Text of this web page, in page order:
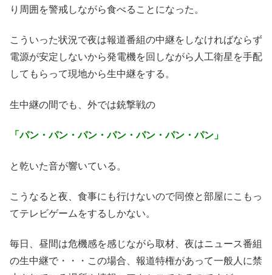
り周囲を警戒しながら食べることになった。
こういった状況で夜は報道番組の中継をしなければならず
電源が安定しないから発電機を回しながら人工衛星を手配
してもらって現地から生中継をする。
生中継の間でも、外では銃撃戦の
「パン・パン・パン・パン・パン・パン・パン」
と乾いた音が響いている。
こうなると夜、食事にも行けないので同僚と部屋にこもっ
てテレビゲームをするしかない。
毎日、昼間は危機感を感じながら取材、夜はニュース番組
の生中継で・・・この場合、報道特権があって一般人に禁